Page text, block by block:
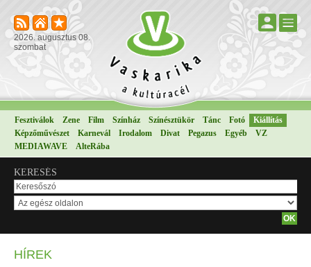
2026. augusztus 08.
szombat
Fesztiválok Zene Film Színház Színésztükör Tánc Fotó
Kiállítás
Képzőművészet
Karnevál Irodalom Divat Pegazus Egyéb
VZ
MEDIAWAVE
AlteRába
KERESÉS
HÍREK